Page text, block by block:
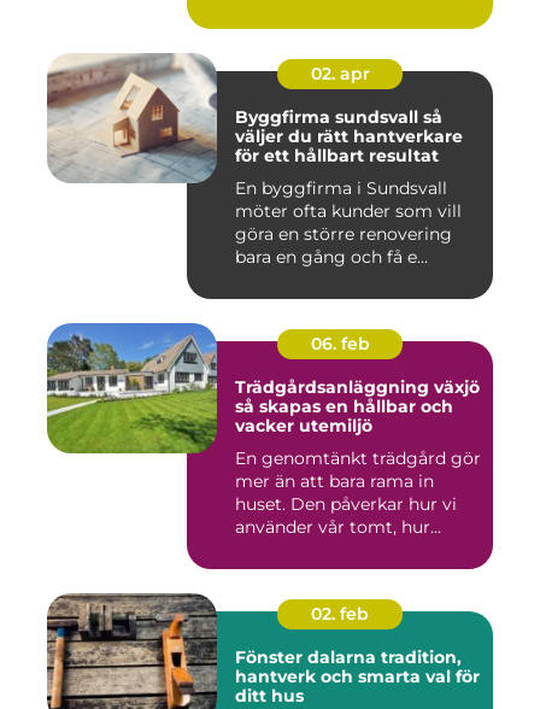
02. apr
Byggfirma sundsvall så
väljer du rätt hantverkare
för ett hållbart resultat
En byggfirma i Sundsvall
möter ofta kunder som vill
göra en större renovering
bara en gång och få e...
06. feb
Trädgårdsanläggning växjö
så skapas en hållbar och
vacker utemiljö
En genomtänkt trädgård gör
mer än att bara rama in
huset. Den påverkar hur vi
använder vår tomt, hur...
02. feb
Fönster dalarna tradition,
hantverk och smarta val för
ditt hus